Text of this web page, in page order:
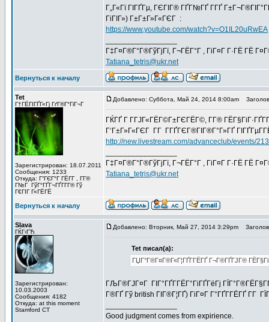
Г„Г«Гї ГІГҐГµ, ГЄГІГ® ГҐГ№ГҐ Г­ГҐ
ГіГІГ») Г±Г±Г»Г«ГЄГ :
https://www.youtube.com/watch?v=O1IL20uRwEA
Г‡Г¤Г®Г°Г®ГўГјГї, Г¬ГЁГ°Г , ГіГ¤Г Г·ГЁ ГЁ
Tatiana_tetris@ukr.net
Вернуться к началу
Tet
Г†ГЁГІГҐГ«Гј ГґГ®Г°ГіГ¬Г
Зарегистрирован: 18.07.2011
Сообщения: 1233
Откуда: Г“ГЄГ°Г ГЁГ­Г , Г­Г®
Г№Г ГўГ°ГҐГ¬ГҐГ­Г­Г® Гў
Г€ГІГ Г«ГЁГЁ
Добавлено: Суббота, Май 24, 2014 8:00am
ГЌГҐ Г Г­ГЈГ«ГЁГ©Г±ГЄГЁГ©, Г­Г®
Г‘Г±Г»Г«ГЄГ Г­Г Г­ГҐГЄГ®ГІГ®Г°Г»ГҐ
http://new.livestream.com/advanceclub/events/
Г‡Г¤Г®Г°Г®ГўГјГї, Г¬ГЁГ°Г , ГіГ¤Г Г·ГЁ ГЁ
Tatiana_tetris@ukr.net
Вернуться к началу
Slava
ГЌГ‹ГЋ
Зарегистрирован:
10.03.2003
Сообщения: 4182
Откуда: at this moment
Stamford CT
Добавлено: Вторник, Май 27, 2014 3:29pm
Tet писал(а):
ГЏГ°Г®Г¤Г®Г«Г¦ГҐГ­ГЁГҐ Г¬Г®ГҐГЈГ®
ГЉГ®ГЈГ¤Г ГІГ°ГҐГ­ГЁГ°ГіГҐГёГј
Г®ГҐ Гў british ГІГ®Г¦ГҐ) ГіГ¤Г Г°ГҐГ­ГЁГҐ Г­Г
Good judgment comes from expirience.